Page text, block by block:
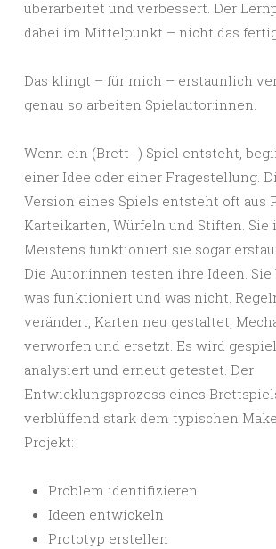
überarbeitet und verbessert. Der
dabei im Mittelpunkt – nicht das
Das klingt – für mich – erstaunlich
genau so arbeiten Spielautor:innen.
Wenn ein (Brett- ) Spiel entsteht,
einer Idee oder einer Fragestellung.
Version eines Spiels entsteht oft aus
Karteikarten, Würfeln und Stiften. Sie
Meistens funktioniert sie sogar
Die Autor:innen testen ihre Ideen. Sie
was funktioniert und was nicht.
verändert, Karten neu gestaltet,
verworfen und ersetzt. Es wird
analysiert und erneut getestet. Der
Entwicklungsprozess eines
verblüffend stark dem typischen
Projekt:
Problem identifizieren
Ideen entwickeln
Prototyp erstellen